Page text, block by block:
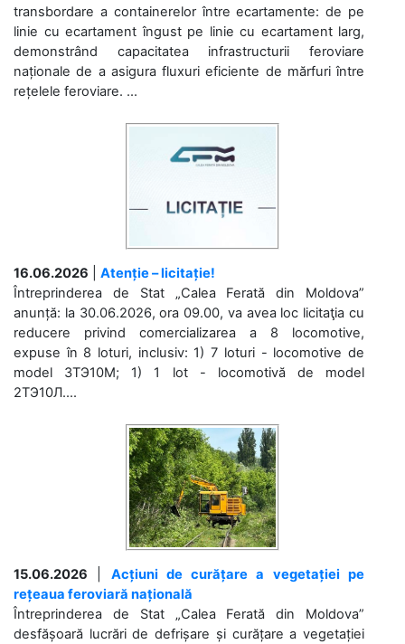
transbordare a containerelor între ecartamente: de pe
linie cu ecartament îngust pe linie cu ecartament larg,
demonstrând capacitatea infrastructurii feroviare
naționale de a asigura fluxuri eficiente de mărfuri între
rețelele feroviare. ...
16.06.2026
Atenție – licitație!
Întreprinderea de Stat „Calea Ferată din Moldova”
anunță: la 30.06.2026, ora 09.00, va avea loc licitaţia cu
reducere privind comercializarea a 8 locomotive,
expuse în 8 loturi, inclusiv: 1) 7 loturi - locomotive de
model 3ТЭ10М; 1) 1 lot - locomotivă de model
2ТЭ10Л....
15.06.2026
Acțiuni de curățare a vegetației pe
rețeaua feroviară națională
Întreprinderea de Stat „Calea Ferată din Moldova”
desfășoară lucrări de defrișare și curățare a vegetației